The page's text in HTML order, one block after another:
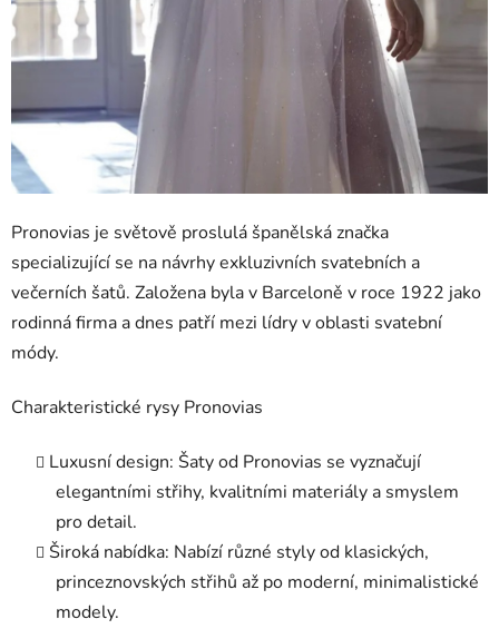
Pronovias je světově proslulá španělská značka
specializující se na návrhy exkluzivních svatebních a
večerních šatů. Založena byla v Barceloně v roce 1922 jako
rodinná firma a dnes patří mezi lídry v oblasti svatební
módy.
Charakteristické rysy Pronovias
Luxusní design: Šaty od Pronovias se vyznačují
elegantními střihy, kvalitními materiály a smyslem
pro detail.
Široká nabídka: Nabízí různé styly od klasických,
princeznovských střihů až po moderní, minimalistické
modely.